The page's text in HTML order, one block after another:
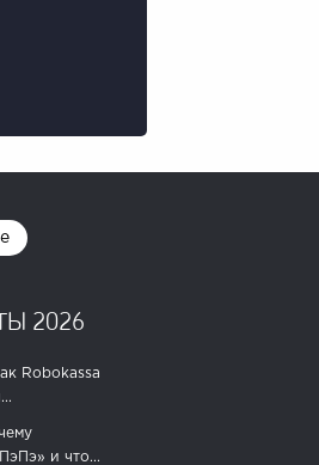
2026
Robokassa
и что...